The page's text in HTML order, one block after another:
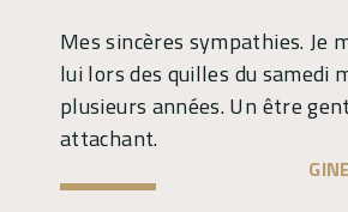
Mes sincères sympathies. Je
lui lors des quilles du samedi
plusieurs années. Un être
attachant.